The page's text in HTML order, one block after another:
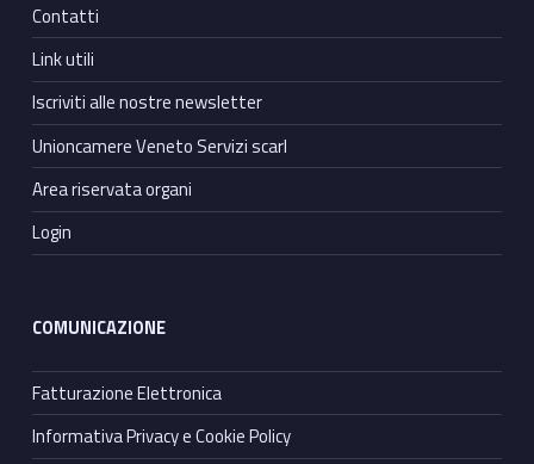
Contatti
Link utili
Iscriviti alle nostre newsletter
Unioncamere Veneto Servizi scarl
Area riservata organi
Login
COMUNICAZIONE
Fatturazione Elettronica
Informativa Privacy e Cookie Policy